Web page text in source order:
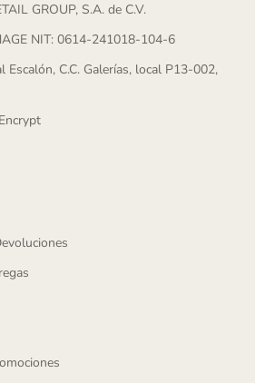
GROUP, S.A. de C.V.
NIT: 0614-241018-104-6
Escalón, C.C. Galerías, local P13-002,